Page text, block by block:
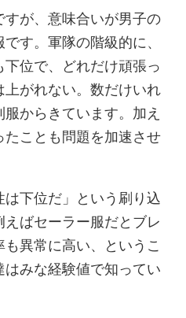
が、意味合いが男子の
す。軍隊の階級的に、
位で、どれだけ頑張っ
がれない。数だけいれ
からきています。加え
ことも問題を加速させ
下位だ」という刷り込
ばセーラー服だとブレ
異常に高い、というこ
みな経験値で知ってい